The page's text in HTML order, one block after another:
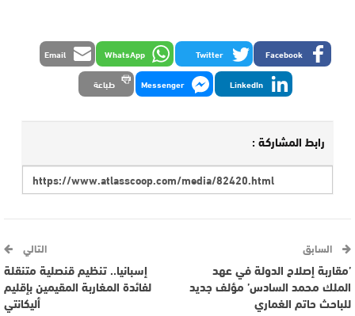
Facebook
Twitter
WhatsApp
Email
LinkedIn
Messenger طباعة
رابط المشاركة :
السابق
’مقاربة إصلاح الدولة في عهد
الملك محمد السادس’ مؤلف جديد
للباحث حاتم الغماري
التالي
إسبانيا.. تنظيم قنصلية متنقلة
لفائدة المغاربة المقيمين بإقليم
أليكانتي